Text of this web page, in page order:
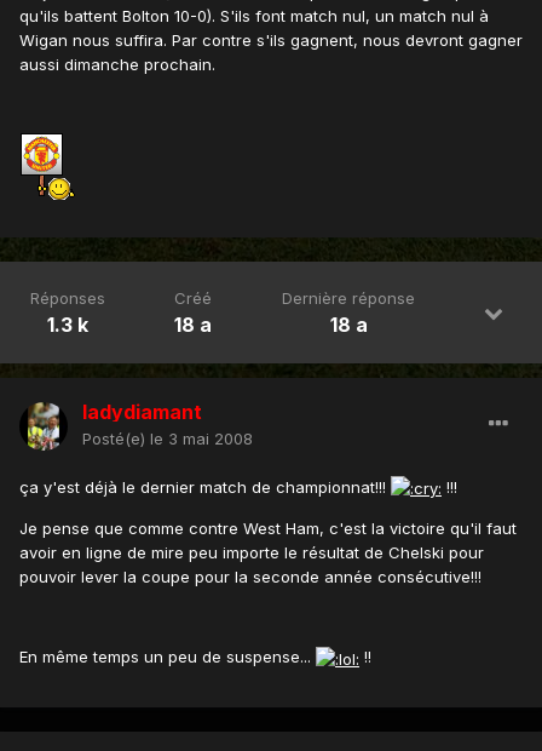
qu'ils battent Bolton 10-0). S'ils font match nul, un match nul à
Wigan nous suffira. Par contre s'ils gagnent, nous devront gagner
aussi dimanche prochain.
Réponses
1.3 k
Créé
18 a
Dernière réponse
18 a
ladydiamant
Posté(e) le 3 mai 2008
ça y'est déjà le dernier match de championnat!!! !!!
Je pense que comme contre West Ham, c'est la victoire qu'il faut
avoir en ligne de mire peu importe le résultat de Chelski pour
pouvoir lever la coupe pour la seconde année consécutive!!!
En même temps un peu de suspense... !!